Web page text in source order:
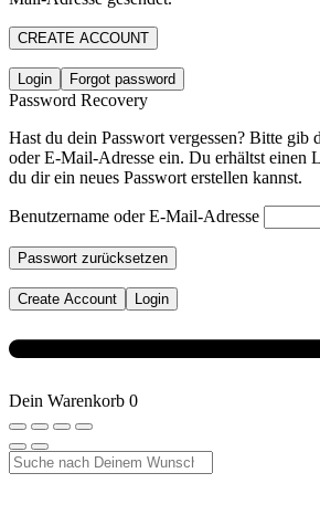
CREATE ACCOUNT
Login Forgot password
Password Recovery
Hast du dein Passwort vergessen? Bitte gib
oder E-Mail-Adresse ein. Du erhältst
du dir ein neues Passwort erstellen kannst.
Benutzername oder E-Mail-Adresse
Passwort zurücksetzen
Create Account Login
Dein Warenkorb 0